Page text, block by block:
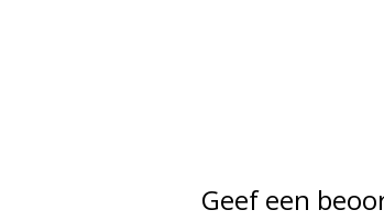
Geef een